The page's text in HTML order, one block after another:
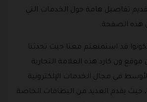
تفاصيل هامة حول الخدمات التي
هذه الصفحة.
قد استمتعتم معنا حيث تحدثنا
موقع ون كارد هذه العلامة التجارية
في مجال الخدمات الإلكترونية
حيث يقدم العديد من البطاقات الخاصة